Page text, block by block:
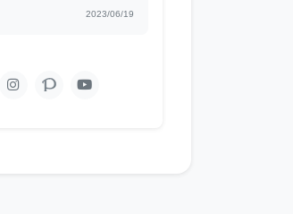
2023/06/19